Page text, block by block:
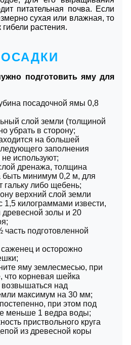
питательная почва. Если
сухая или влажная, то
растения.
подготовить яму для
посадочной ямы 0,8
слой земли (толщиной
убрать в сторону;
на большей
заполнения
используют;
дренажа, толщина
быть минимум 0,2 м, для
гальку либо щебень;
верхний слой земли
1,5 килограммами извести,
золы и 20
подготовленной
и осторожно
яму землесмесью, при
что корневая шейка
над
максимум на 30 мм;
при этом под
меньше 1 ведра воды;
приствольного круга
из древесной коры